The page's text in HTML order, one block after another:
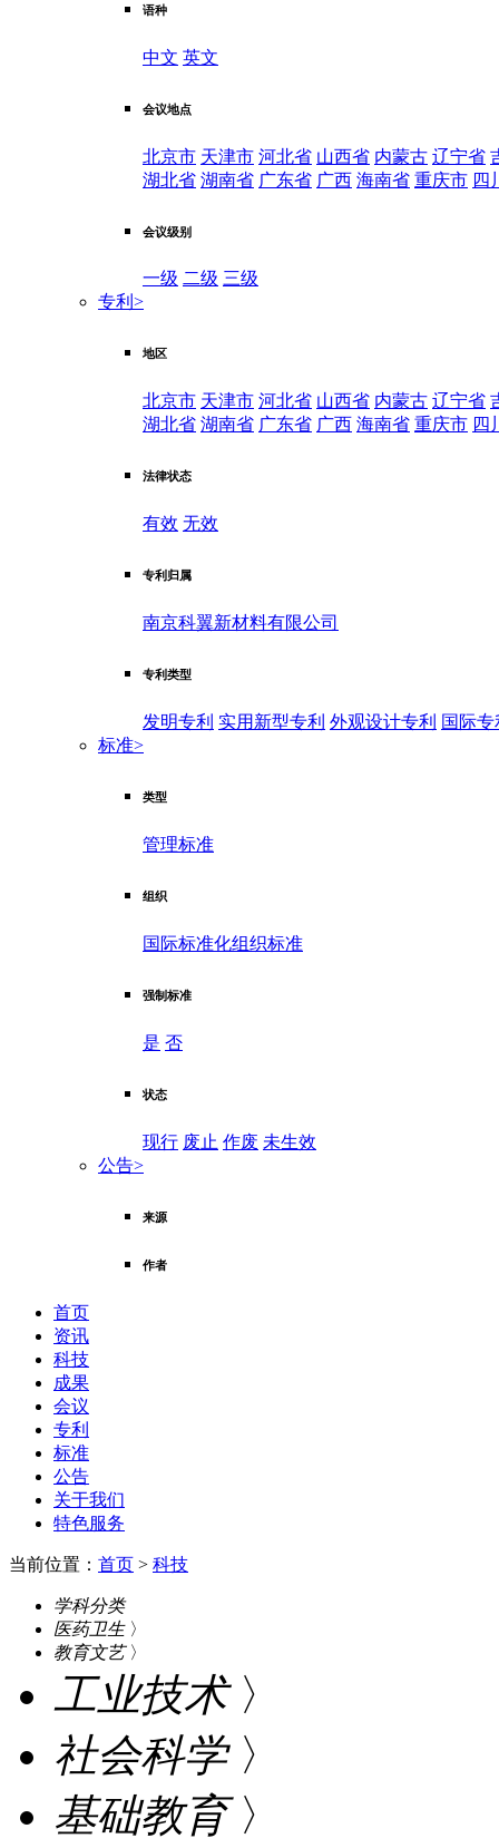
语种
中文 英文
会议地点
北京市 天津市 河北省 山西省 内蒙古 辽宁省
湖北省 湖南省 广东省 广西 海南省 重庆市 四
会议级别
一级 二级 三级
专利 >
地区
北京市 天津市 河北省 山西省 内蒙古 辽宁省
湖北省 湖南省 广东省 广西 海南省 重庆市 四
法律状态
有效 无效
专利归属
南京科翼新材料有限公司
专利类型
发明专利 实用新型专利 外观设计专利 国际专
标准>
类型
管理标准
组织
国际标准化组织标准
强制标准
是 否
状态
现行 废止 作废 未生效
公告>
来源
作者
首页
资讯
科技
成果
会议
专利
标准
公告
关于我们
特色服务
当前位置： 首页 > 科技
学科分类
医药卫生 〉
教育文艺 〉
工业技术 〉
社会科学 〉
基础教育 〉